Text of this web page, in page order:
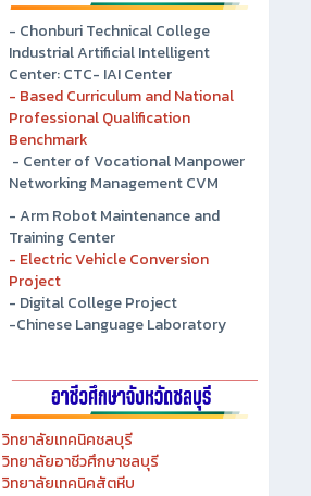
- Chonburi Technical College
Industrial Artificial Intelligent
Center: CTC- IAI Center
- Based Curriculum and National
Professional Qualification
Benchmark
- Center of Vocational Manpower
Networking Management CVM
- Arm Robot Maintenance and
Training Center
- Digital College Project
-Chinese Language Laboratory